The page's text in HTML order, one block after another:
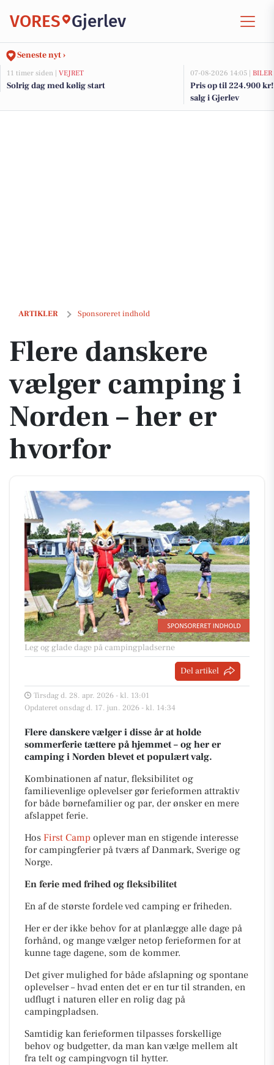
VORES Gjerlev
Seneste nyt ›
11 timer siden | VEJRET
Solrig dag med kølig start
07-08-2026 14:05 | BILER
Pris op til 224.900
salg i Gjerlev
ARTIKLER Sponsoreret indhold
Flere danskere vælger camping i Norden – her er hvorfor
Flere danskere
vælger camping i
Norden – her er
hvorfor
Leg og glade dage på campingpladserne
Del artikel
Tirsdag d. 28. apr. 2026 - kl. 13:01
Opdateret onsdag d. 17. jun. 2026 - kl. 14:34
Flere danskere vælger i disse år at holde
sommerferie tættere på hjemmet – og her er
camping i Norden blevet et populært valg.
Kombinationen af natur, fleksibilitet og
familievenlige oplevelser gør ferieformen attraktiv
for både børnefamilier og par, der ønsker en mere
afslappet ferie.
Hos First Camp oplever man en stigende interesse
for campingferier på tværs af Danmark, Sverige og
Norge.
En ferie med frihed og fleksibilitet
En af de største fordele ved camping er friheden.
Her er der ikke behov for at planlægge alle dage på
forhånd, og mange vælger netop ferieformen for at
kunne tage dagene, som de kommer.
Det giver mulighed for både afslapning og spontane
oplevelser – hvad enten det er en tur til stranden, en
udflugt i naturen eller en rolig dag på
campingpladsen.
Samtidig kan ferieformen tilpasses forskellige
behov og budgetter, da man kan vælge mellem alt
fra telt og campingvogn til hytter.